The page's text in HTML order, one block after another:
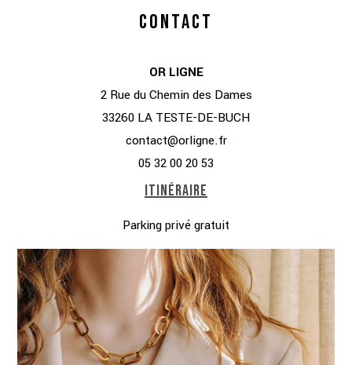
CONTACT
OR LIGNE
2 Rue du Chemin des Dames
33260 LA TESTE-DE-BUCH
contact@orligne.fr
05 32 00 20 53
ITINÉRAIRE
Parking privé gratuit